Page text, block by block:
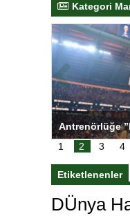
Kategori
Salihli
1 2 3 4
Etiketlenenler
DÜnya